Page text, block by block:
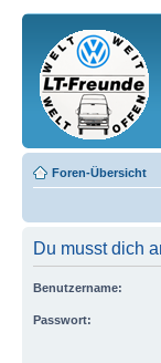
Foren-Übersicht
Du musst dich
Benutzername:
Passwort: